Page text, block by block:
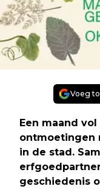
Voeg
Een maand
ontmoetingen
in de stad.
geschiedenis